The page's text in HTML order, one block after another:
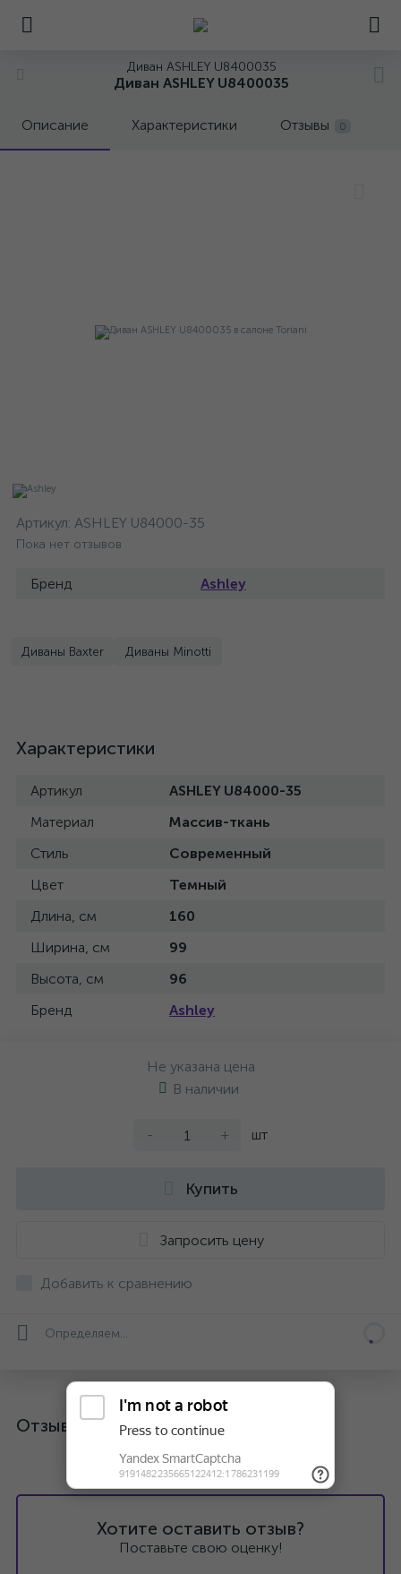
Диван ASHLEY U8400035
Диван ASHLEY U8400035
Описание Характеристики Отзывы 0
Артикул: ASHLEY U84000-35
Пока нет отзывов
Бренд Ashley
Диваны Baxter Диваны Minotti
Характеристики
Артикул
ASHLEY U84000-35
Материал
Массив-ткань
Стиль
Современный
Цвет
Темный
Длина, см
160
Ширина, см
99
Высота, см
96
Бренд
Ashley
Не указана цена
В наличии
- + шт
Купить
Запросить цену
Добавить к сравнению
Определяем...
Отзывы
Хотите оставить отзыв?
Поставьте свою оценку!